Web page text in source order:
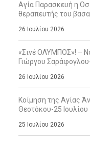
Αγία Παρασκευή η
θεραπευτής του
26 Ιουλίου 2026
«Σινέ ΟΛΥΜΠΟΣ»! –
Γιώργου
26 Ιουλίου 2026
Κοίμηση της Αγίας
Θεοτόκου-25 Ιουλίου
25 Ιουλίου 2026